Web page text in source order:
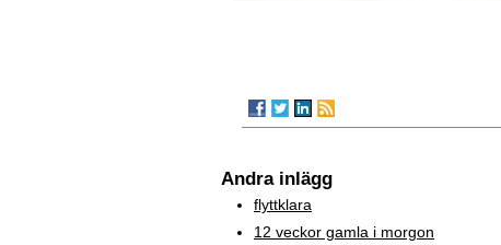
Andra inlägg
flyttklara
12 veckor gamla i morgon